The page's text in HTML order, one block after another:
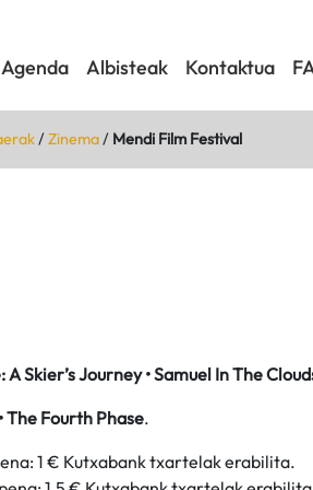
Agenda Albisteak Kontaktua
/Zinema/ Mendi Film Festival
Skier’s Journey • Samuel In The
The Fourth Phase.
1 € Kutxabank txartelak erabilita.